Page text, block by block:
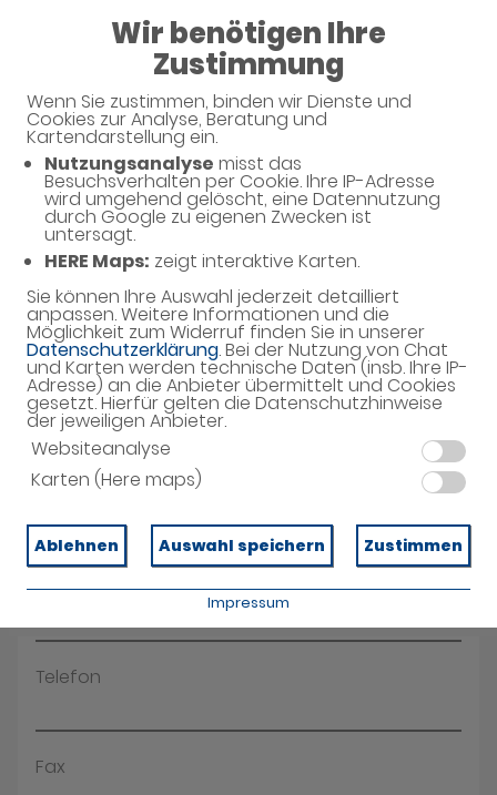
Wir benötigen Ihre
Zustimmung
Wenn Sie zustimmen, binden wir Dienste und
Cookies zur Analyse, Beratung und
Kartendarstellung ein.
Nutzungsanalyse misst das
Besuchsverhalten per Cookie. Ihre IP-Adresse
wird umgehend gelöscht, eine Datennutzung
durch Google zu eigenen Zwecken ist
untersagt.
HERE Maps: zeigt interaktive Karten.
Sie können Ihre Auswahl jederzeit detailliert
anpassen. Weitere Informationen und die
Möglichkeit zum Widerruf finden Sie in unserer
Datenschutzerklärung. Bei der Nutzung von Chat
und Karten werden technische Daten (insb. Ihre IP-
Adresse) an die Anbieter übermittelt und Cookies
gesetzt. Hierfür gelten die Datenschutzhinweise
der jeweiligen Anbieter.
Websiteanalyse
Karten (Here maps)
Ablehnen Auswahl speichern Zustimmen
Impressum
08:30 - 19:00
Räter-Apotheke
Haben Sie noch Fragen?
Dann schreiben Sie uns einfach eine Nachricht oder
rufen Sie uns direkt unter 089 - 9030110 an. Wir
Ihre Daten
Vorname*
E-Mail*
Telefon
Fax